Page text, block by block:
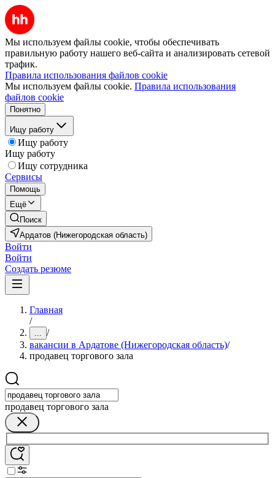
Мы используем файлы cookie, чтобы обеспечивать
правильную работу нашего веб-сайта и анализировать сетевой
трафик.
Правила использования файлов cookie
Мы используем файлы cookie. Правила использования
файлов cookie
Понятно
Ищу работу
Ищу работу
Ищу работу
Ищу сотрудника
Сервисы
Помощь
Ещё
Поиск
Ардатов (Нижегородская область)
Войти
Войти
Создать резюме
Главная
/
... /
вакансии в Ардатове (Нижегородская область)/
продавец торгового зала
продавец торгового зала